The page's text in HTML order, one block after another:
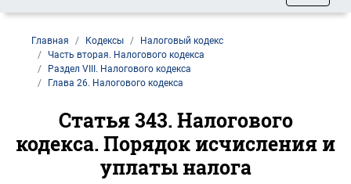
Главная Кодексы
Налоговый кодекс
Часть вторая. Налогового кодекса
Раздел VIII. Налогового кодекса
Глава 26. Налогового кодекса
Статья 343. Налогового
кодекса. Порядок исчисления и
уплаты налога